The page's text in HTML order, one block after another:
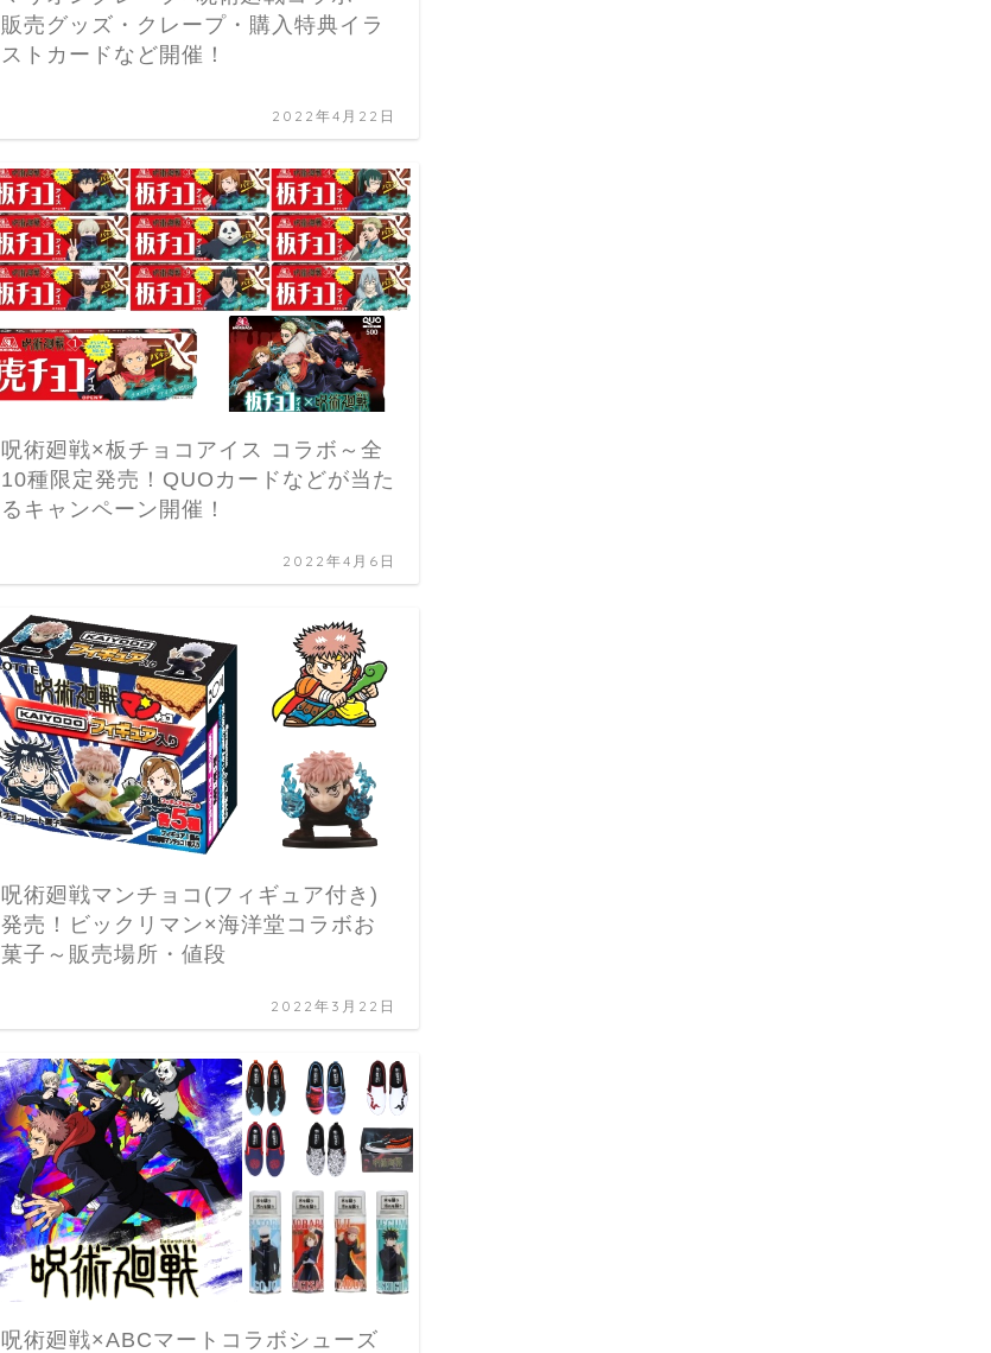
販売グッズ・クレープ・購入特典イラ
ストカードなど開催！
2022年4月22日
呪術廻戦×板チョコアイス コラボ～全
10種限定発売！QUOカードなどが当た
るキャンペーン開催！
2022年4月6日
呪術廻戦マンチョコ(フィギュア付き)
発売！ビックリマン×海洋堂コラボお
菓子～販売場所・値段
2022年3月22日
呪術廻戦×ABCマートコラボシューズ